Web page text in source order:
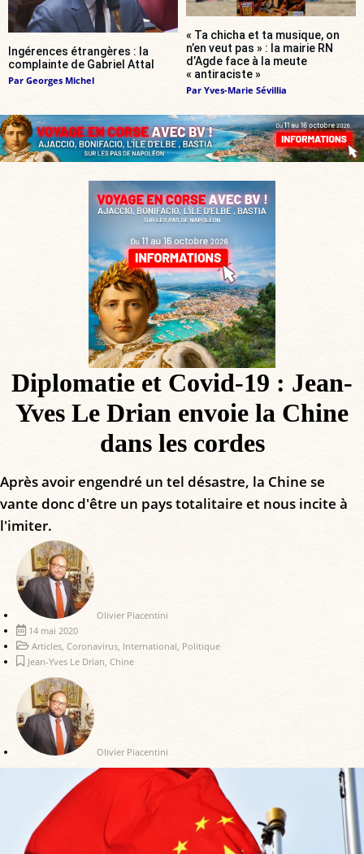
Ingérences étrangères : la
complainte de Gabriel Attal
Par Georges Michel
« Ta chicha et ta musique, on
n’en veut pas » : la mairie RN
d’Agde face à la meute
« antiraciste »
Par Yves-Marie Sévillia
Diplomatie et Covid-19 : Jean-
Yves Le Drian envoie la Chine
dans les cordes
Après avoir engendré un tel désastre, la Chine se
vante donc d'être un pays totalitaire et nous incite à
l'imiter.
Olivier Piacentini
14 mai 2020
Articles, Coronavirus, International, Politique
Jean-Yves Le Drian, Chine
Olivier Piacentini